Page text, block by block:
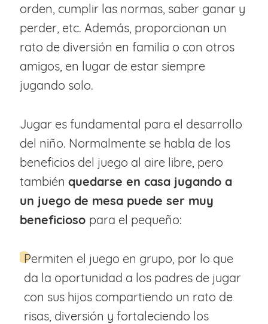
orden, cumplir las normas, saber ganar y
perder, etc. Además, proporcionan un
rato de diversión en familia o con otros
amigos, en lugar de estar siempre
jugando solo.
Jugar es fundamental para el desarrollo
del niño. Normalmente se habla de los
beneficios del juego al aire libre, pero
también quedarse en casa jugando a
un juego de mesa puede ser muy
beneficioso para el pequeño:
Permiten el juego en grupo, por lo que
da la oportunidad a los padres de jugar
con sus hijos compartiendo un rato de
risas, diversión y fortaleciendo los